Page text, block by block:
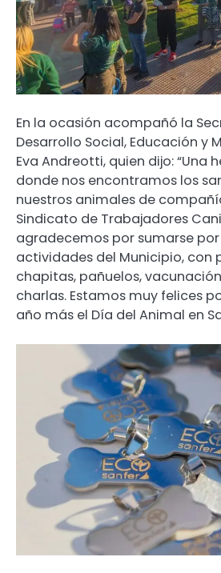
En la ocasión acompañó la
Desarrollo Social, Educación y
Eva Andreotti, quien dijo: “Una
donde nos encontramos los
nuestros animales de
Sindicato de Trabajadores
agradecemos por sumarse
actividades del Municipio, con
chapitas, pañuelos,
charlas. Estamos muy felices
año más el Día del Animal en